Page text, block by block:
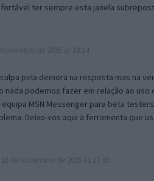
ter sempre esta janela
pela demora na resposta mas na
nada podemos fazer em relação ao
MSN Messenger para beta
Deixo-vos aqui a ferramenta que